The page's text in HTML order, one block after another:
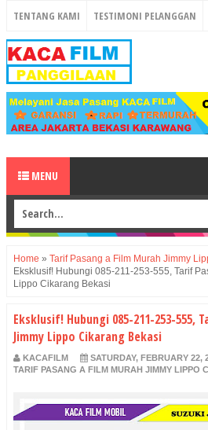
TENTANG KAMI TESTIMONI PELANGGAN
MENU
Home » Tarif Pasang a Film Murah Jimmy
Eksklusif! Hubungi 085-211-253-555, Tarif
Lippo Cikarang Bekasi
Eksklusif! Hubungi 085-211-253-555,
Jimmy Lippo Cikarang Bekasi
KACAFILM
SATURDAY, FEBRUARY 22,
TARIF PASANG A FILM MURAH JIMMY LIPPO